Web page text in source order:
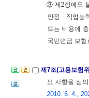
③ 제2항에도
안정ㆍ직업능
드는 비용에
국민연금 보
제7조(고용보험
요 사항을 심
2010. 6. 4.,